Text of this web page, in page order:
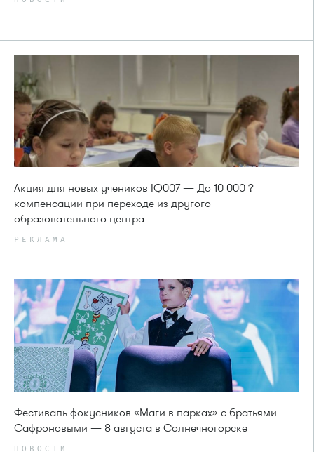
Акция для новых учеников IQ007 — До 10 000 ?
компенсации при переходе из другого
образовательного центра
РЕКЛАМА
Фестиваль фокусников «Маги в парках» с братьями
Сафроновыми — 8 августа в Солнечногорске
НОВОСТИ